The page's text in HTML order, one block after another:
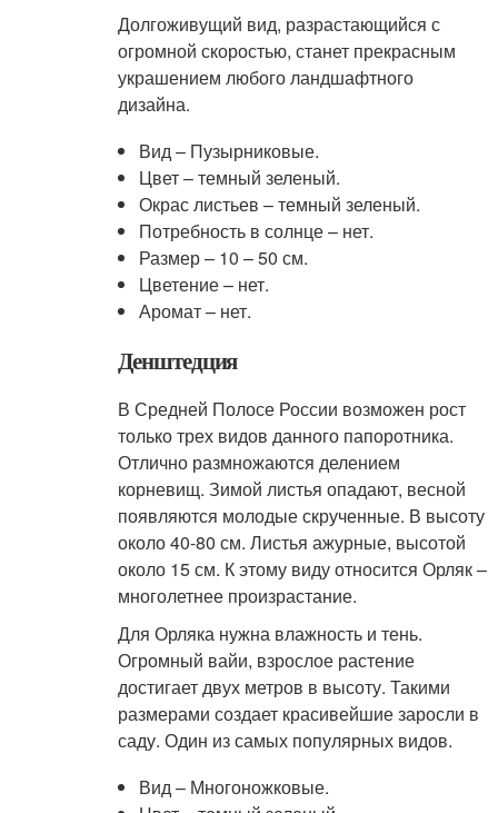
Долгоживущий вид, разрастающийся с
огромной скоростью, станет прекрасным
украшением любого ландшафтного
дизайна.
Вид – Пузырниковые.
Цвет – темный зеленый.
Окрас листьев – темный зеленый.
Потребность в солнце – нет.
Размер – 10 – 50 см.
Цветение – нет.
Аромат – нет.
Денштедция
В Средней Полосе России возможен рост
только трех видов данного папоротника.
Отлично размножаются делением
корневищ. Зимой листья опадают, весной
появляются молодые скрученные. В высоту
около 40-80 см. Листья ажурные, высотой
около 15 см. К этому виду относится Орляк –
многолетнее произрастание.
Для Орляка нужна влажность и тень.
Огромный вайи, взрослое растение
достигает двух метров в высоту. Такими
размерами создает красивейшие заросли в
саду. Один из самых популярных видов.
Вид – Многоножковые.